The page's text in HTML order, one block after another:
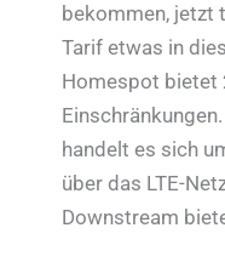
bekommen, jetzt
Tarif etwas in
Homespot bietet
handelt es sich
über das LTE-
Downstream